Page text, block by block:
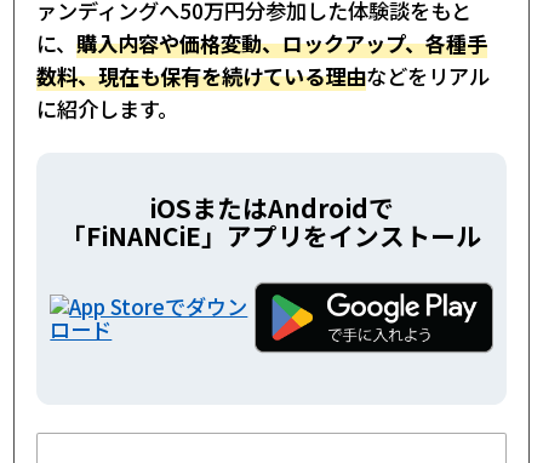
ァンディングへ50万円分参加した体験談をもと
に、 購入内容や価格変動、ロックアップ、各種手
数料、現在も保有を続けている理由などをリアル
に紹介します。
iOSまたはAndroidで
「FiNANCiE」アプリをインストール